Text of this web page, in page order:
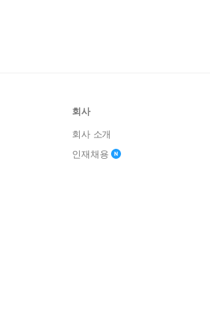
회사
회사 소개
인재채용